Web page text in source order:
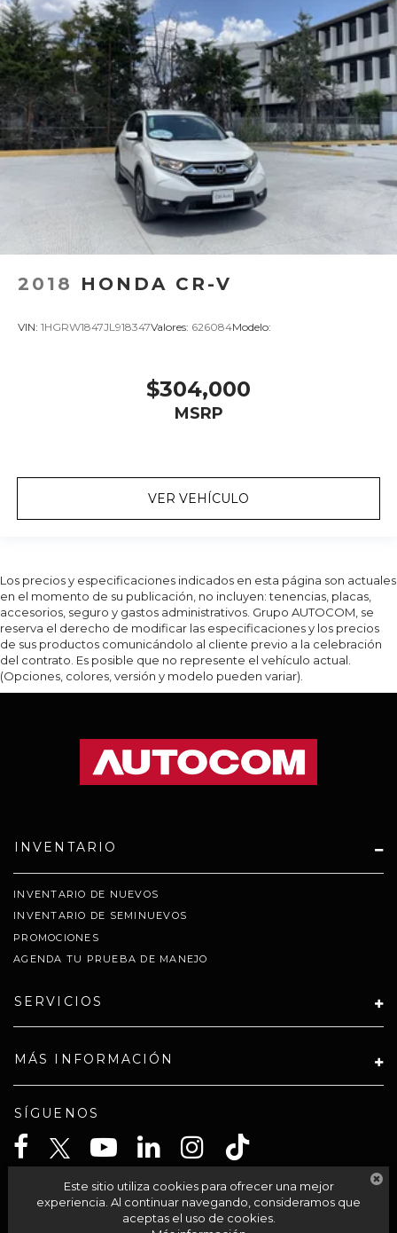
2018 HONDA CR-V
VIN: 1HGRW1847JL918347Valores: 626084Modelo:
$304,000
MSRP
VER VEHÍCULO
Los precios y especificaciones indicados en esta página son actuales
en el momento de su publicación, no incluyen: tenencias, placas,
accesorios, seguro y gastos administrativos. Grupo AUTOCOM, se
reserva el derecho de modificar las especificaciones y los precios
de sus productos comunicándolo al cliente previo a la celebración
del contrato. Es posible que no represente el vehículo actual.
(Opciones, colores, versión y modelo pueden variar).
INVENTARIO
INVENTARIO DE NUEVOS
INVENTARIO DE SEMINUEVOS
PROMOCIONES
AGENDA TU PRUEBA DE MANEJO
SERVICIOS
MÁS INFORMACIÓN
SÍGUENOS
CELTA SOLUCIONES SA PI DE CV
Este sitio utiliza cookies para ofrecer una mejor
experiencia. Al continuar navegando, consideramos que
aceptas el uso de cookies.